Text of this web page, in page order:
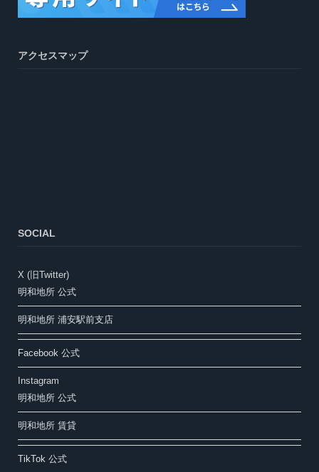
アクセスマップ
SOCIAL
X (旧Twitter)
明和地所 公式
明和地所 浦安駅前支店
Facebook 公式
Instagram
明和地所 公式
明和地所 賃貸
TikTok 公式